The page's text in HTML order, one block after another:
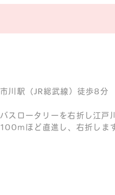
市川駅（JR総武線）徒歩8分
バスロータリーを右折し江戸
100ｍほど直進し、右折しま